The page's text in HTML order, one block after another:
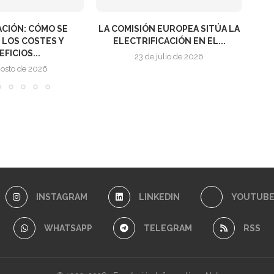
SITÚA LA
EN EL...
de 2026
INVESTIGADORES DE LA UPV
PRESENTAN UN SISTEMA PARA...
7 de junio de 2026
INSTAGRAM LINKEDIN YOUTUBE
WHATSAPP TELEGRAM RSS